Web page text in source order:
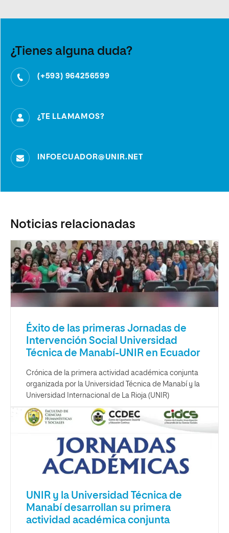
¿Tienes alguna duda?
(+593) 964256599
¿TE LLAMAMOS?
INFOECUADOR@UNIR.NET
Noticias relacionadas
Éxito de las primeras Jornadas de
Intervención Social Universidad
Técnica de Manabí-UNIR en Ecuador
Crónica de la primera actividad académica conjunta
organizada por la Universidad Técnica de Manabí y la
Universidad Internacional de La Rioja (UNIR)
UNIR y la Universidad Técnica de
Manabí desarrollan su primera
actividad académica conjunta